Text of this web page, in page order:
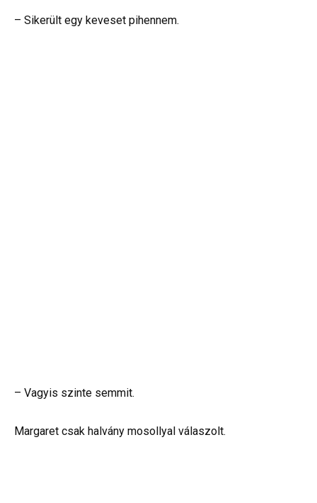
– Sikerült egy keveset pihennem.
– Vagyis szinte semmit.
Margaret csak halvány mosollyal válaszolt.